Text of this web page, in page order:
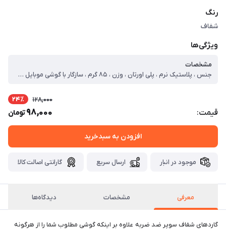
رنگ
شفاف
ویژگی‌ها
مشخصات
جنس ، پلاستیک نرم ، پلی اورتان ، وزن ، ۸۵ گرم ، سازگار با گوشی موبایل ، سایر گوشی‌های موبایل ، ساختار ، شفاف ، سطح پوشش ، قاب پشتی ، لبه بالایی ، لبه پایینی ، لبه چپ ، لبه راست ، حفاظت از دکمه‌ها ، قابلیت‌های کیف و کاور ، مقاوم در برابر ضربه ، دسترسی آسان به درگاه ها ، لبه های برجسته برای محافظت صفحه نمایش ، لبه های برجسته برای محافظت دوربین
قیمت:
128,000 24٪
98,000تومان
افزودن به سبدخرید
موجود در انبار ارسال سریع گارانتی اصالت کالا
معرفی مشخصات دیدگاه‌ها
گاردهای شفاف سوپر ضد ضربه علاوه بر اینکه گوشی مطلوب شما را از هرگونه